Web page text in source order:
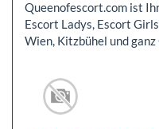
Queenofescort.com ist
Escort Ladys, Escort
Wien, Kitzbühel und ganz